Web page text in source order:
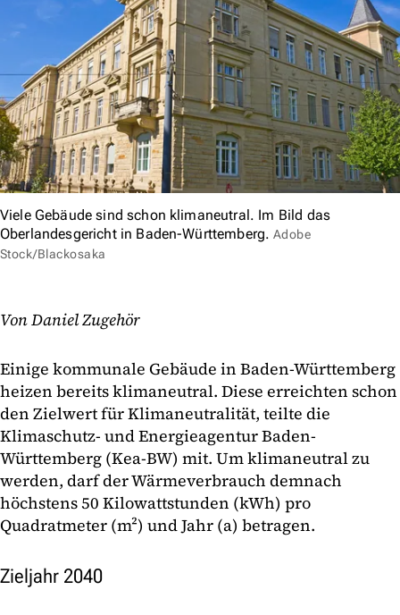
Viele Gebäude sind schon klimaneutral. Im Bild das
Oberlandesgericht in Baden-Württemberg. Adobe
Stock/Blackosaka
Von Daniel Zugehör
Einige kommunale Gebäude in Baden-Württemberg
heizen bereits klimaneutral. Diese erreichten schon
den Zielwert für Klimaneutralität, teilte die
Klimaschutz- und Energieagentur Baden-
Württemberg (Kea-BW) mit. Um klimaneutral zu
werden, darf der Wärmeverbrauch demnach
höchstens 50 Kilowattstunden (kWh) pro
Quadratmeter (m²) und Jahr (a) betragen.
Zieljahr 2040